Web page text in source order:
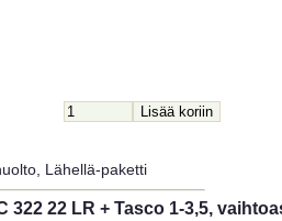
Lähellä-paketti
322 22 LR + Tasco 1-3,5,